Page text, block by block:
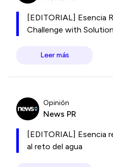
[EDITORIAL] Esencia
Challenge with
Leer más
Opinión
News PR
[EDITORIAL] Esencia
al reto del agua